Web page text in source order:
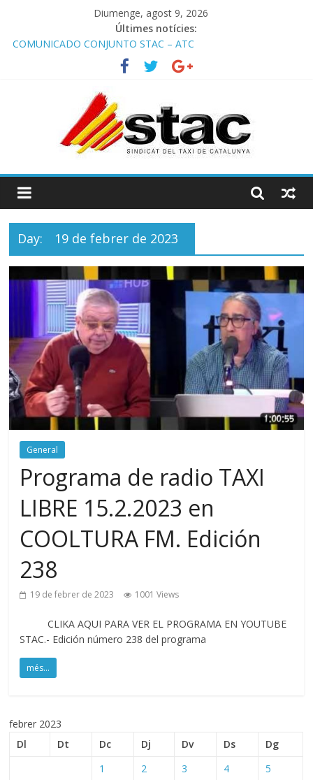
Diumenge, agost 9, 2026
Últimes notícies:
COMUNICADO CONJUNTO STAC – ATC
Comunicado STAC/ ATC de la reunión con los Mossos d
‘Esquadra del aeropuerto de Barcelona.
Programa de Radio TAXI LIBRE 29.07.2026 en COOLTURA FM.
STAC/ATC SOLICITAN TAULA TÈCNICA PARA MEJORAR LA
OPERATIVA DE ENTRADA EN EL PUERTO DE BARCELONA.
Programa de Radio TAXI LIBRE 22.07.2026 en COOLTURA FM.
Day: 19 de febrer de 2023
General
Programa de radio TAXI
LIBRE 15.2.2023 en
COOLTURA FM. Edición
238
19 de febrer de 2023 1001 Views
CLIKA AQUI PARA VER EL PROGRAMA EN YOUTUBE
STAC.- Edición número 238 del programa
més...
febrer 2023
Dl
Dt Dc Dj Dv Ds
Dg
1
2 3 4
5